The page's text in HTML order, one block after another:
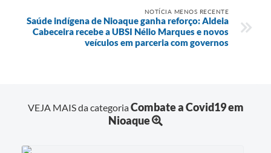
NOTÍCIA MENOS RECENTE
Saúde indígena de Nioaque ganha reforço: Aldeia
Cabeceira recebe a UBSI Nélio Marques e novos
veículos em parceria com governos
VEJA MAIS da categoriaCombate a Covid19 em
Nioaque